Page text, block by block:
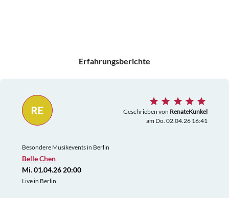
Erfahrungsberichte
RE Geschrieben von RenateKunkel
am Do. 02.04.26 16:41
Besondere Musikevents in Berlin
Belle Chen
Mi. 01.04.26 20:00
Live in Berlin